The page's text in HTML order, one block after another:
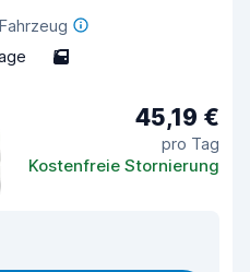
5
45,19 €
pro Tag
Kostenfreie Stornierung